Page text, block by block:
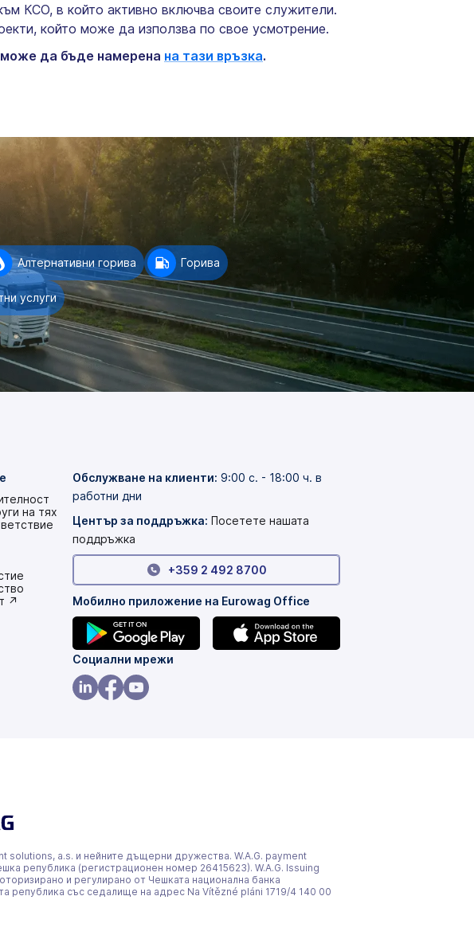
КСО, в който активно включва своите служители.
който може да използва по свое усмотрение.
да бъде намерена на тази връзка.
Алтернативни горива Горива
услуги
на тях
↗
Обслужване на клиенти: 9:00 с. - 18:00 ч. в
работни дни
Център за поддръжка: Посетете нашата
поддръжка
+359 2 492 8700
Мобилно приложение на Eurowag Office
(това
е
в
Социални мрежи
solutions, a.s. и нейните дъщерни дружества. W.A.G. payment
република (регистрационен номер 26415623). W.A.G. Issuing
и регулирано от Чешката национална банка
република със седалище на адрес Na Vítězné pláni 1719/4 140 00